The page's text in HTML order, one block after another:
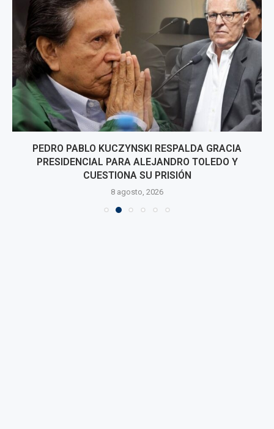
PEDRO PABLO KUCZYNSKI RESPALDA GRACIA
PRESIDENCIAL PARA ALEJANDRO TOLEDO Y
CUESTIONA SU PRISIÓN
8 agosto, 2026